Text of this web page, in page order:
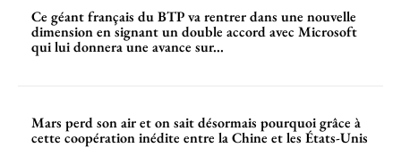
Ce géant français du BTP va rentrer dans une nouvelle
dimension en signant un double accord avec Microsoft
qui lui donnera une avance sur...
Mars perd son air et on sait désormais pourquoi grâce à
cette coopération inédite entre la Chine et les États-Unis